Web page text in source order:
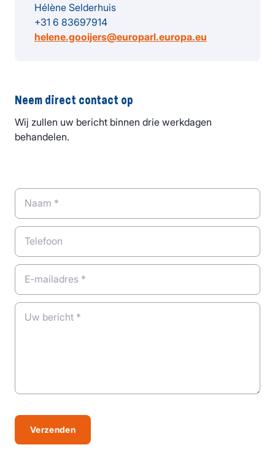
Hélène Selderhuis
+31 6 83697914
helene.gooijers@europarl.europa.eu
Neem direct contact op
Wij zullen uw bericht binnen drie werkdagen
behandelen.
Naam *
Telefoon
E-mailadres *
Uw bericht *
Verzenden